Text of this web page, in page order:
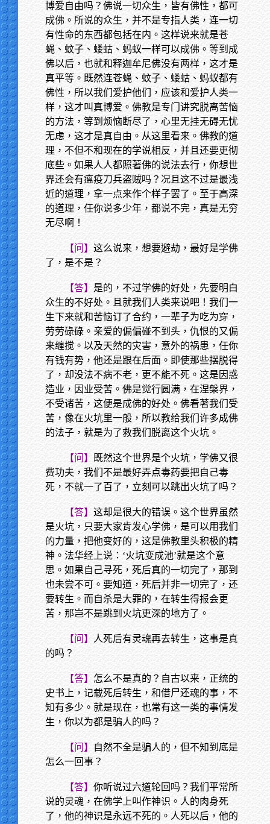
博爱自由吗？佛说一切众生，皆有佛性，都可
成佛。所说的众生，并不是专指人类，连一切
有性命的东西都包括在内。这样说来就是苍
蝇、蚊子、蝼蛄、蚂蚁一样可以成佛。等到成
佛以后，也就和释迦牟尼佛没有两样，这才是
真平等。既然连苍蝇、蚊子、蝼蛄、蚂蚁都有
佛性，所以我们爱护他们，应该和爱护人类一
样，这才叫真博爱。佛教是专门讲究脱离苦恼
的方法，等到烦恼断尽了，心里无挂无碍无忧
无虑，这才是真自由。从这里看来。佛教的道
理，不但不和现在的学说相反，并且还要更彻
底些。如果人人都照著佛的说法去行，你想世
界还会有瘟疫刀兵盗贼吗？况且这不过是最浅
近的道理，拿一点来作个样子罢了。至于高深
的道理，任你说多少年，都说不完，真是无穷
无尽啊！
【问】 这么说来，想要避劫，最好是学佛
了，是不是？
【答】 是的，不过学佛的好处，先要明白
众生的不好处。且就我们人类来说吧！我们一
生下来就和苦恼订了合约，一辈子为吃为穿，
劳劳碌碌。亲爱的偏偏碰不到头，仇恨的又偏
来缠搅。以及天然的灾害，意外的祸患，任你
有钱有势，他还是跟在后面。即使那些摆脱得
了，却没法不病不老，更不能不死。这是因惑
造业，因业受苦。佛是觉行圆满，在涅槃界，
不受诸苦，这便是成佛的好处。佛看著我们受
苦，像在火坑里一般，所以教给我们许多成佛
的法子，就是为了救我们脱离这个火坑。
【问】
既然这个世界是个火坑，学佛又很
费功夫，我们不是最好弄点毒药要把自己毒
死，不就一了百了，立刻可以跳出火坑了吗？
【答】 这却是很大的错误。这个世界虽然
是火坑，只要大家肯发心学佛，是可以用我们
的力量，把他变好的，这是佛教里头积极的精
神。法华经上说：‘火坑变成池’就是这个意
思。如果自己寻死，死后真的一切完了，那到
也未尝不可。要知道，死后并非一切完了，还
要转生。而自杀是大罪的，在转生得报会更
苦，那岂不是跳到火坑更深的地方了。
【问】
人死后有灵魂再去转生，这事是真
的吗？
【答】 怎么不是真的？自古以来，正统的
史书上，记载死后转生，和借尸还魂的事，不
知有多少。就是现在，也常有这一类的事情发
生，你以为都是骗人的吗？
【问】
自然不全是骗人的，但不知到底是
怎么一回事？
【答】 你听说过六道轮回吗？我们平常所
说的灵魂，在佛学上叫作神识。人的肉身死
了，他的神识是永远不死的。人死以后，他的